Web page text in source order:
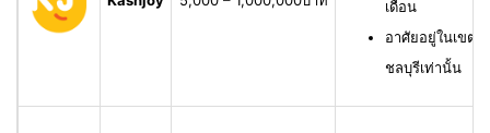
เดือน
อาศัยอยู่ในเขต
ชลบุรีเท่านั้น